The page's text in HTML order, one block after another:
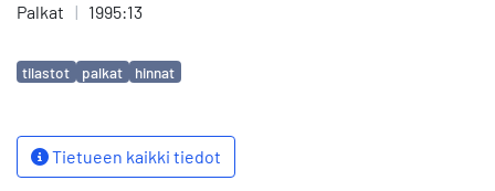
Palkat | 1995:13
Avainsanat
tilastot palkat hinnat
Tietueen kaikki tiedot